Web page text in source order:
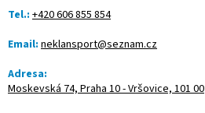
Tel.: +420 606 855 854
Email: neklansport@seznam.cz
Adresa:
Moskevská 74, Praha 10 - Vršovice, 101 00